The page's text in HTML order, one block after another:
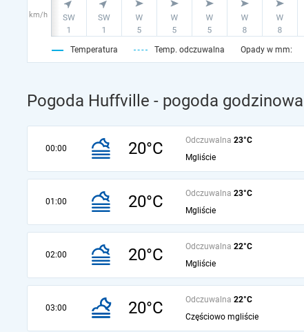
km/h
Temperatura Temp. odczuwalna Opady w mm:
Pogoda Huffville - pogoda
00:00 20°C Odczuwalna 23°C
Mgliście
01:00 20°C Odczuwalna 23°C
Mgliście
02:00 20°C Odczuwalna 22°C
Mgliście
03:00 20°C Odczuwalna 22°C
Częściowo mgliście